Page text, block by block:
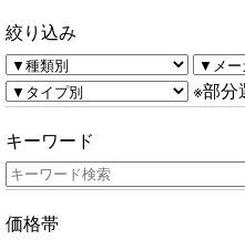
絞り込み
※部分
キーワード
価格帯